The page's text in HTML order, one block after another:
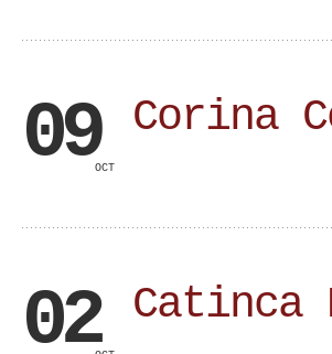
09OCT
Corina
02 Catinca